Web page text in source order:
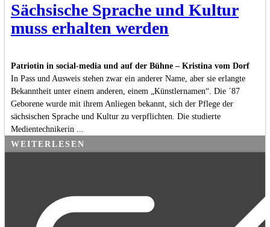
Sächsische Sprache und Kultur
muss erhalten werden
Patriotin in social-media und auf der Bühne – Kristina vom Dorf
In Pass und Ausweis stehen zwar ein anderer Name, aber sie erlangte
Bekanntheit unter einem anderen, einem „Künstlernamen“. Die ´87
Geborene wurde mit ihrem Anliegen bekannt, sich der Pflege der
sächsischen Sprache und Kultur zu verpflichten. Die studierte
Medientechnikerin ...
WEITERLESEN